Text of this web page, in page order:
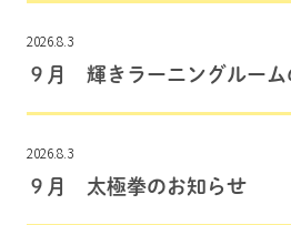
2026.8.3
９月 輝きラーニングルーム
2026.8.3
９月 太極拳のお知らせ